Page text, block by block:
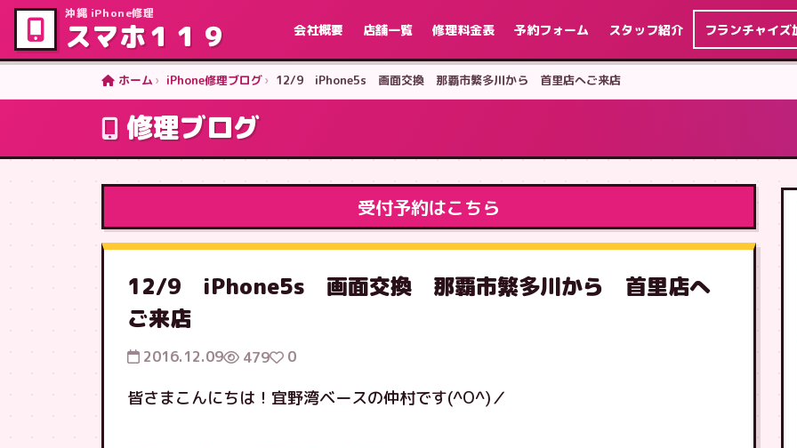
沖縄 iPhone修理
スマホ１１９ 会社概要 店舗一覧 修理料金表 予約フォーム スタッフ紹介 フランチャイズ
ホーム iPhone修理ブログ 12/9 iPhone5s 画面交換 那覇市繁多川から 首里店へご来店
修理ブログ
受付予約はこちら
12/9 iPhone5s 画面交換 那覇市繁多川から 首里店へ
ご来店
2016.12.09 479 0
皆さまこんにちは！宜野湾ベースの仲村です(^O^)／